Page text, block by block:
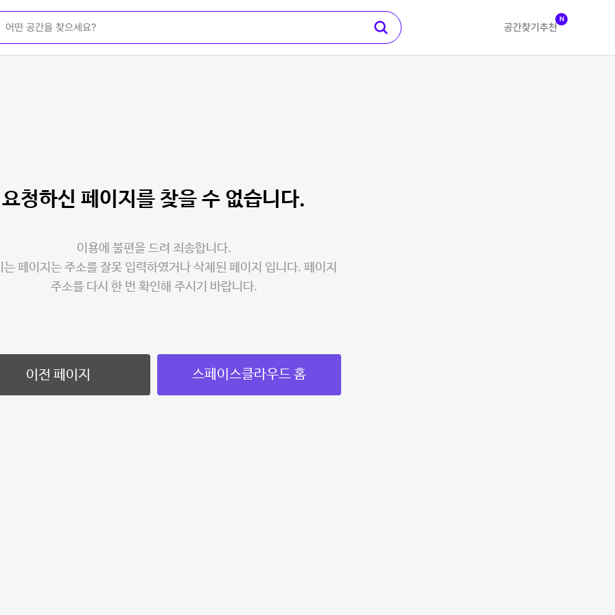
공간찾기 추천
N
요청하신 페이지를 찾을 수 없습니다.
이용에 불편을 드려 죄송합니다.
는 페이지는 주소를 잘못 입력하였거나 삭제된 페이지 입니다. 페이지
주소를 다시 한 번 확인해 주시기 바랍니다.
이전 페이지 스페이스클라우드 홈